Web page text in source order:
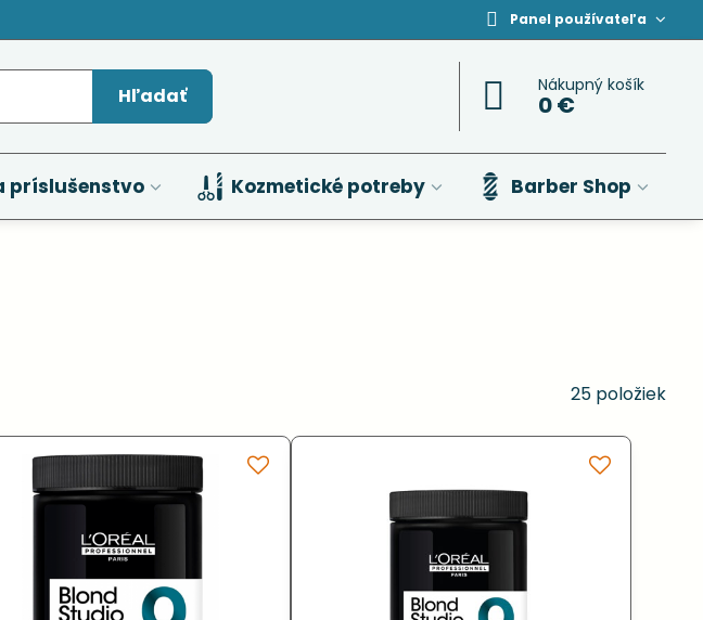
Panel používateľa
Hľadať Nákupný košík
0 €
príslušenstvo Kozmetické potreby Barber Shop
25 položiek